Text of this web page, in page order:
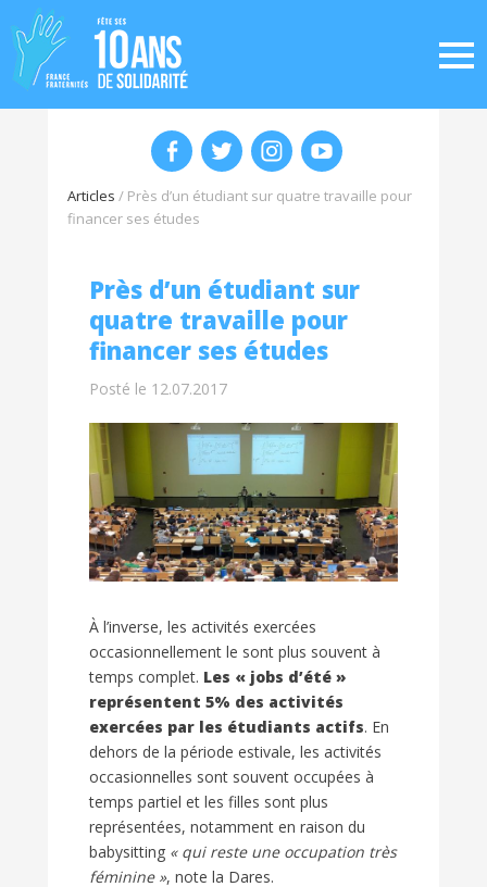
Articles / Près d’un étudiant sur quatre travaille pour
financer ses études
Près d’un étudiant sur
quatre travaille pour
financer ses études
Posté le 12.07.2017
À l’inverse, les activités exercées
occasionnellement le sont plus souvent à
temps complet. Les « jobs d’été »
représentent 5% des activités
exercées par les étudiants actifs. En
dehors de la période estivale, les activités
occasionnelles sont souvent occupées à
temps partiel et les filles sont plus
représentées, notamment en raison du
babysitting « qui reste une occupation très
féminine », note la Dares.